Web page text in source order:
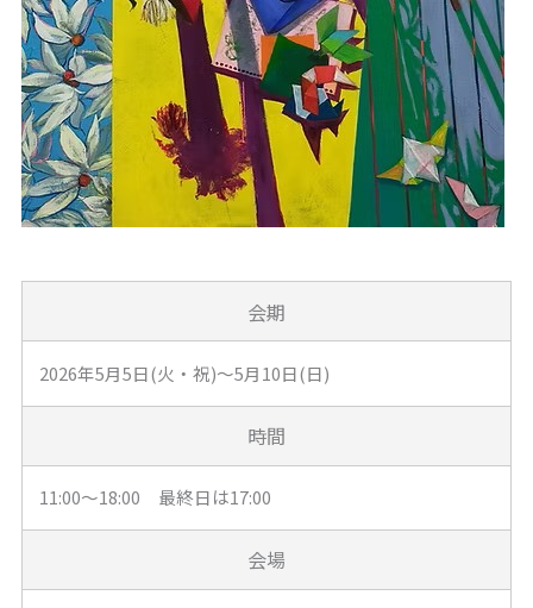
会期
2026年5月5日(火・祝)～5月10日(日)
時間
11:00～18:00 最終日は17:00
会場